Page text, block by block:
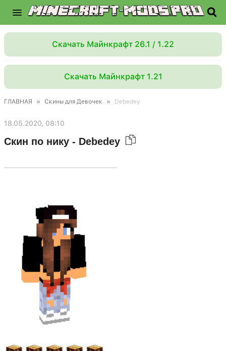
Скачать Майнкрафт 26.1 / 1.22
Скачать Майнкрафт 1.21
ГЛАВНАЯ » Скины для Девочек » Debedey
18.05.2020, 08:10
Скин по нику - Debedey